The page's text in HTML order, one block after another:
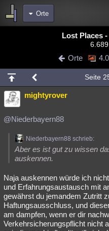
Orte
Chat Wiki Neuigkeiten
meine Rubriken
Menschen Wissenschaft
Spiritualität Verschwörungen
Natur Umfragen
weitere Rubriken
Astronomie Helpdesk
Musik Clash
Übersichten
Lost Places
Orte
Seite
mightyrover
@Niederbayern88
Niederbayern88 schrieb:
Aber es ist gut zu wissen
auskennen.
Naja auskennen würde ich
und Erfahrungsaustausch mit
gewährst du jemandem Zutritt
Haftungsausschluss, und
am dampfen, wenn er dir
Verkehrsicherungspflicht nicht